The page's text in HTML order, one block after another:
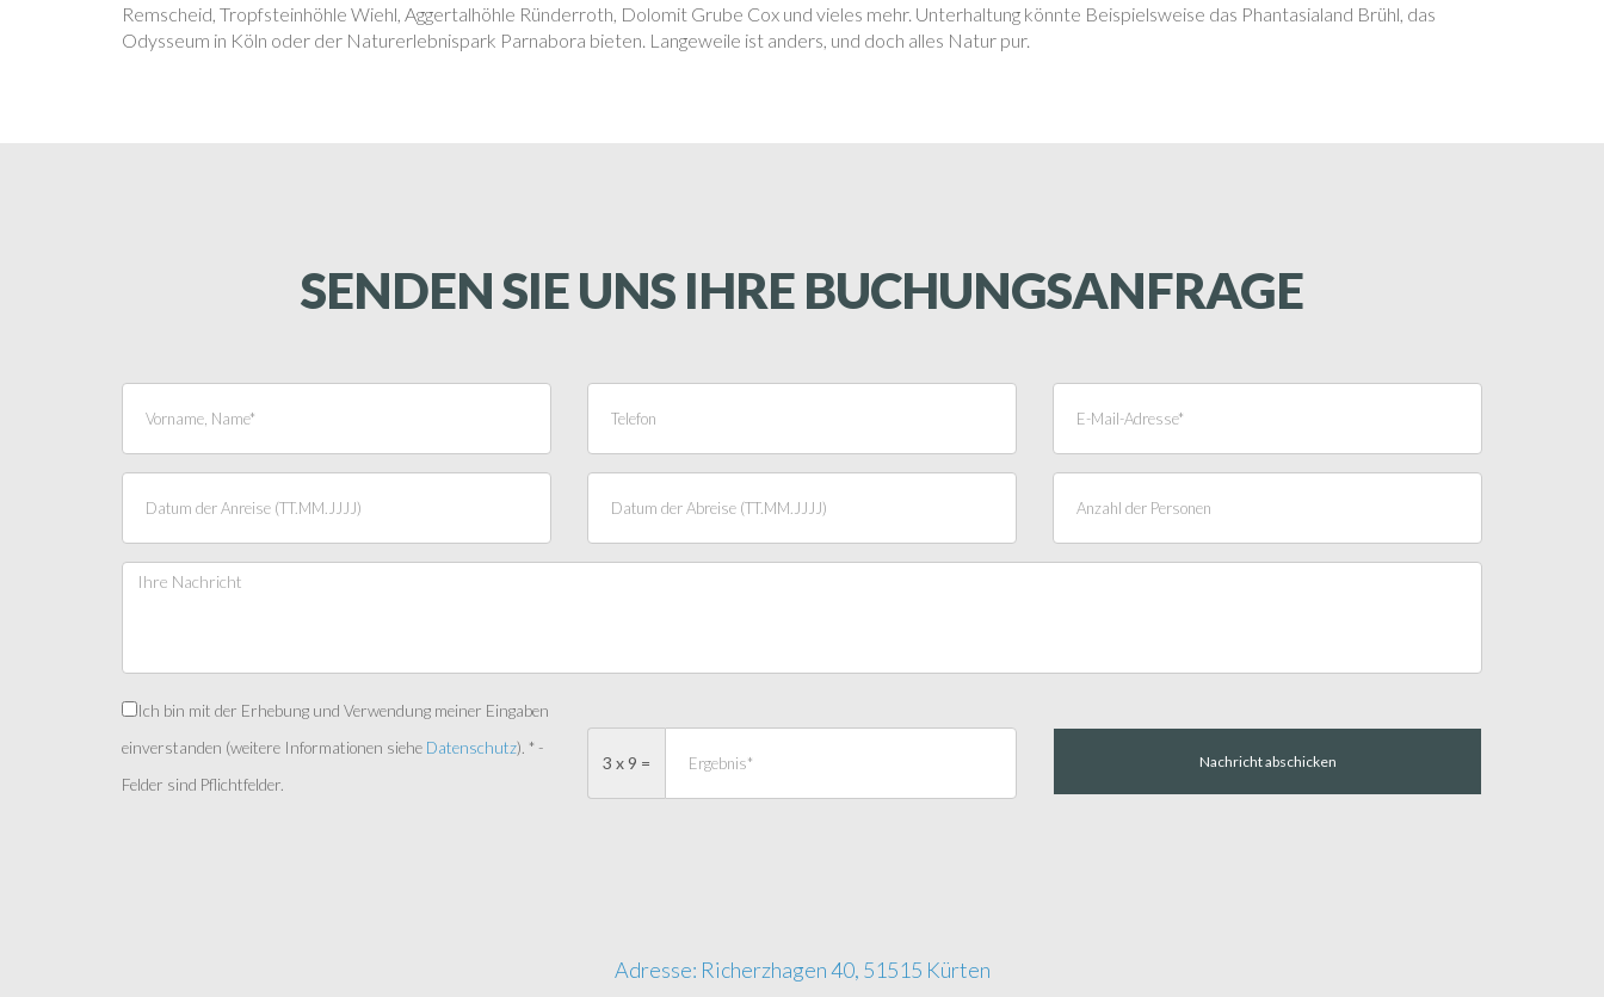
Remscheid, Tropfsteinhöhle Wiehl, Aggertalhöhle Ründerroth, Dolomit Grube Cox und vieles mehr. Unterhaltung könnte Beispielsweise das Phantasialand Brühl, das
Odysseum in Köln oder der Naturerlebnispark Parnabora bieten. Langeweile ist anders, und doch alles Natur pur.
SENDEN SIE UNS IHRE BUCHUNGSANFRAGE
Ich bin mit der Erhebung und Verwendung meiner Eingaben
einverstanden (weitere Informationen siehe Datenschutz). * -
Felder sind Pflichtfelder.
3 x 9 = Nachricht abschicken
Adresse: Richerzhagen 40, 51515 Kürten